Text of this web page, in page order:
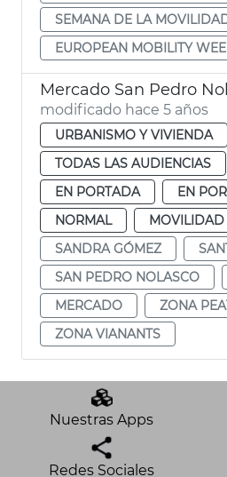
SEMANA DE LA
EUROPEAN MOBILITY
Mercado San Pedro
modificado hace 5 años
URBANISMO Y VIVIENDA
TODAS LAS AUDIENCIAS
EN PORTADA
EN
NORMAL
SANDRA GÓMEZ
SAN PEDRO NOLASCO
MERCADO
ZONA
ZONA VIANANTS
Nuestras Apps
Redes Sociales